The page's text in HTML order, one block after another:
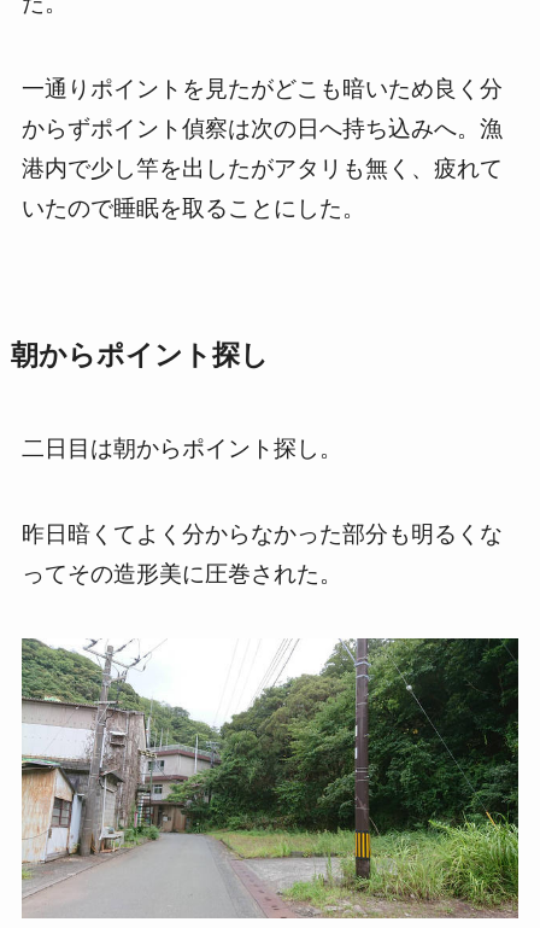
一通りポイントを見たがどこも暗いため良く分
からずポイント偵察は次の日へ持ち込みへ。漁
港内で少し竿を出したがアタリも無く、疲れて
いたので睡眠を取ることにした。
朝からポイント探し
二日目は朝からポイント探し。
昨日暗くてよく分からなかった部分も明るくな
ってその造形美に圧巻された。